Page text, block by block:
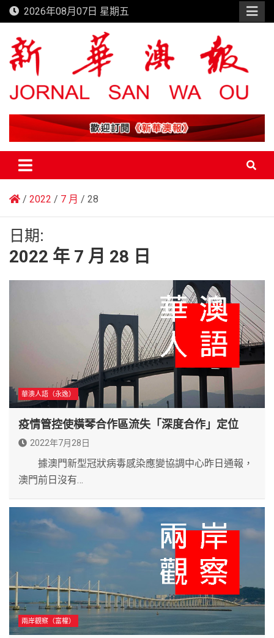
Skip
to
content
2026年08月07日 星期五
新華澳報
2022 7 月 28
日期:
2022 年 7 月 28 日
華澳人語（永逸）
疫情管控使橫琴合作區流失「深度合作」定位
2022年7月28日
據澳門新型冠狀病毒感染應變協調中心昨日通報，
澳門前日沒有…
兩岸觀察（富權）